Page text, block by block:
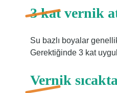
3 kat vernik
Su bazlı boyalar
Gerektiğinde 3 kat
Vernik